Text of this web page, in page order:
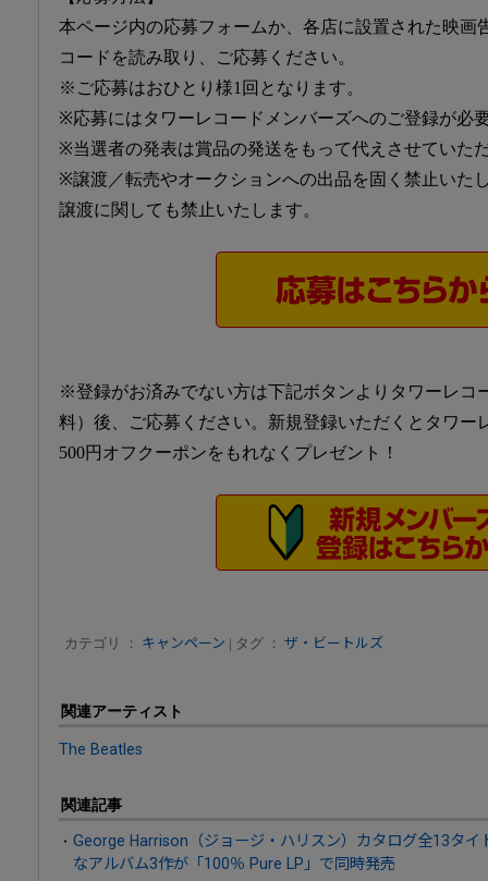
本ページ内の応募フォームか、各店に設置された映画
コードを読み取り、ご応募ください。
※ご応募はおひとり様1回となります。
※応募にはタワーレコードメンバーズへのご登録が必
※当選者の発表は賞品の発送をもって代えさせていた
※譲渡／転売やオークションへの出品を固く禁止いた
譲渡に関しても禁止いたします。
※登録がお済みでない方は下記ボタンよりタワーレコ
料）後、ご応募ください。新規登録いただくとタワー
500円オフクーポンをもれなくプレゼント！
カテゴリ ： キャンペーン | タグ ： ザ・ビートルズ
関連アーティスト
The Beatles
関連記事
George Harrison（ジョージ・ハリスン）カタログ全13タイ
なアルバム3作が「100％ Pure LP」で同時発売